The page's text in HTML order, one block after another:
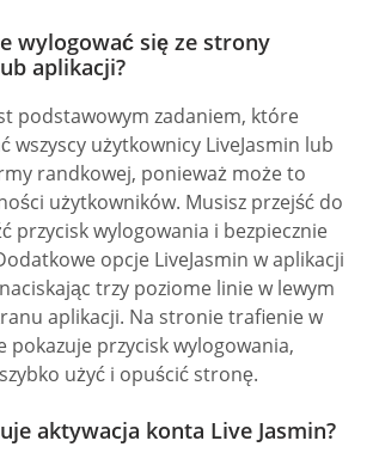
wylogować się ze strony
aplikacji?
podstawowym zadaniem, które
wszyscy użytkownicy LiveJasmin lub
randkowej, ponieważ może to
użytkowników. Musisz przejść do
przycisk wylogowania i bezpiecznie
opcje LiveJasmin w aplikacji
trzy poziome linie w lewym
aplikacji. Na stronie trafienie w
pokazuje przycisk wylogowania,
użyć i opuścić stronę.
aktywacja konta Live Jasmin?